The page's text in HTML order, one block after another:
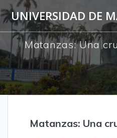
UNIVERSIDAD DE
Matanzas: Una
Matanzas: Una